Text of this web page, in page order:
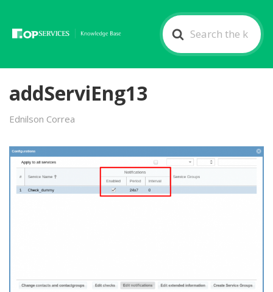
Search
For
addServiEng13
Ednilson Correa